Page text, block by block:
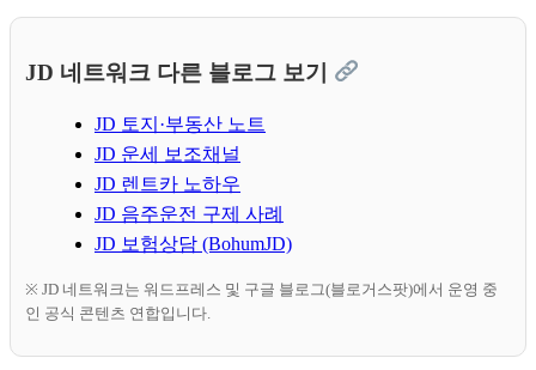
JD 네트워크 다른 블로그 보기
JD 토지·부동산 노트
JD 운세 보조채널
JD 렌트카 노하우
JD 음주운전 구제 사례
JD 보험상담 (BohumJD)
※ JD 네트워크는 워드프레스 및 구글 블로그(블로거스팟)에서 운영 중
인 공식 콘텐츠 연합입니다.